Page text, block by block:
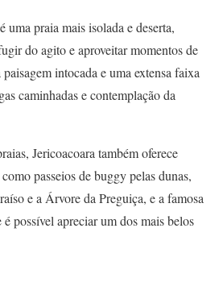
uma praia mais isolada e deserta,
do agito e aproveitar momentos de
intocada e uma extensa faixa
caminhadas e contemplação da
Jericoacoara também oferece
passeios de buggy pelas dunas,
e a Árvore da Preguiça, e a famosa
possível apreciar um dos mais belos